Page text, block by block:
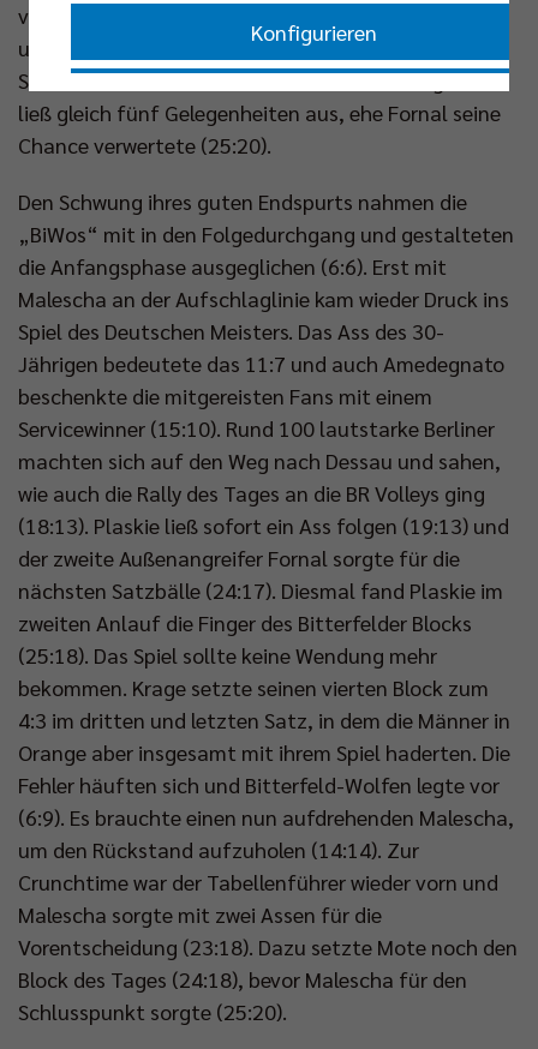
verkürzen (13:9). Fornal setzte den Block zum 18:11
und nun zogen die BR Volleys das Tempo an. Erst bei
Satzball Berlin wurde man noch einmal fahrig und
ließ gleich fünf Gelegenheiten aus, ehe Fornal seine
Chance verwertete (25:20).
Den Schwung ihres guten Endspurts nahmen die
„BiWos“ mit in den Folgedurchgang und gestalteten
die Anfangsphase ausgeglichen (6:6). Erst mit
Malescha an der Aufschlaglinie kam wieder Druck ins
Spiel des Deutschen Meisters. Das Ass des 30-
Jährigen bedeutete das 11:7 und auch Amedegnato
beschenkte die mitgereisten Fans mit einem
Servicewinner (15:10). Rund 100 lautstarke Berliner
machten sich auf den Weg nach Dessau und sahen,
wie auch die Rally des Tages an die BR Volleys ging
(18:13). Plaskie ließ sofort ein Ass folgen (19:13) und
der zweite Außenangreifer Fornal sorgte für die
nächsten Satzbälle (24:17). Diesmal fand Plaskie im
zweiten Anlauf die Finger des Bitterfelder Blocks
(25:18). Das Spiel sollte keine Wendung mehr
bekommen. Krage setzte seinen vierten Block zum
4:3 im dritten und letzten Satz, in dem die Männer in
Orange aber insgesamt mit ihrem Spiel haderten. Die
Fehler häuften sich und Bitterfeld-Wolfen legte vor
(6:9). Es brauchte einen nun aufdrehenden Malescha,
um den Rückstand aufzuholen (14:14). Zur
Crunchtime war der Tabellenführer wieder vorn und
Malescha sorgte mit zwei Assen für die
Vorentscheidung (23:18). Dazu setzte Mote noch den
Block des Tages (24:18), bevor Malescha für den
Schlusspunkt sorgte (25:20).
Konfigurieren
Nur essenzielle Cookies akzeptieren